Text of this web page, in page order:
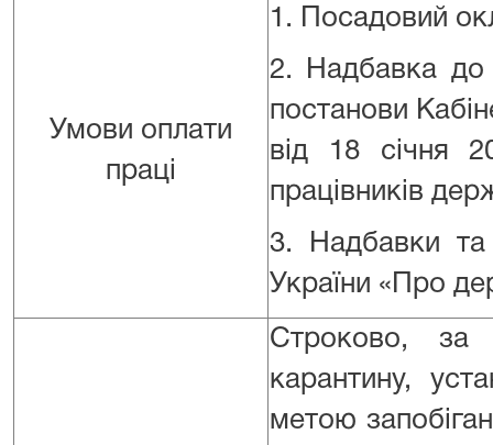
Умови оплати
праці
1. Посадовий
2. Надбавка до
постанови
від 18 січня
працівників
3. Надбавки та
України «Про
Строково, за
карантину,
метою